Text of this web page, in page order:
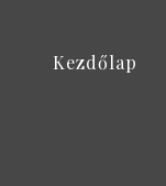
Kezdőlap